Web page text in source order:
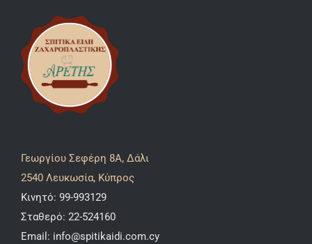
Γεωργίου Σεφέρη 8A, Δάλι
2540 Λευκωσία, Κύπρος
Κινητό: 99-993129
Σταθερό: 22-524160
Email: info@spitikaidi.com.cy